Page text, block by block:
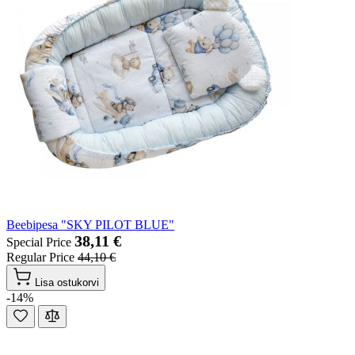
Beebipesa "SKY PILOT BLUE"
Special Price 38,11 €
Regular Price 44,10 €
Lisa ostukorvi
-14%